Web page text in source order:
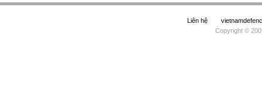
Liên hệ
Copyright ©